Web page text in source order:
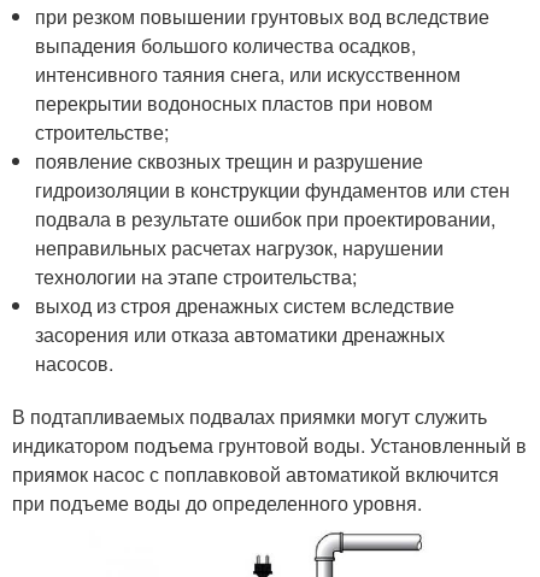
при резком повышении грунтовых вод вследствие
выпадения большого количества осадков,
интенсивного таяния снега, или искусственном
перекрытии водоносных пластов при новом
строительстве;
появление сквозных трещин и разрушение
гидроизоляции в конструкции фундаментов или стен
подвала в результате ошибок при проектировании,
неправильных расчетах нагрузок, нарушении
технологии на этапе строительства;
выход из строя дренажных систем вследствие
засорения или отказа автоматики дренажных
насосов.
В подтапливаемых подвалах приямки могут служить
индикатором подъема грунтовой воды. Установленный в
приямок насос с поплавковой автоматикой включится
при подъеме воды до определенного уровня.